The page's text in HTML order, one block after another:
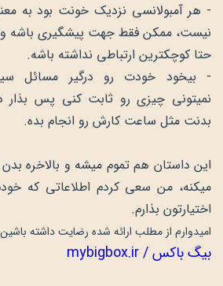
- هر آمبولانسی نزدیک خونت بود به
نیست، ممکن فقط جهت پیشگیری باشه و
حتا کوچکترین ارتباطی نداشته باشه.
- بیخود خودت رو درگیر مسائل
نمیتونی چیزی رو ثابت کنی پس بذار
بدنت مثل ساعت کارش رو انجام بده.
این داستان هم تموم میشه و بالاخره بدن
میکنه، من سعی کردم اطلاعاتی که
اختیارتون بذارم.
امیدوارم از مطلب ارائه شده رضایت داشته
بیگ باکس / mybigbox.ir